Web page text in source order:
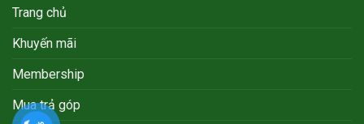
Trang chủ
Khuyến mãi
Membership
Mua trả góp